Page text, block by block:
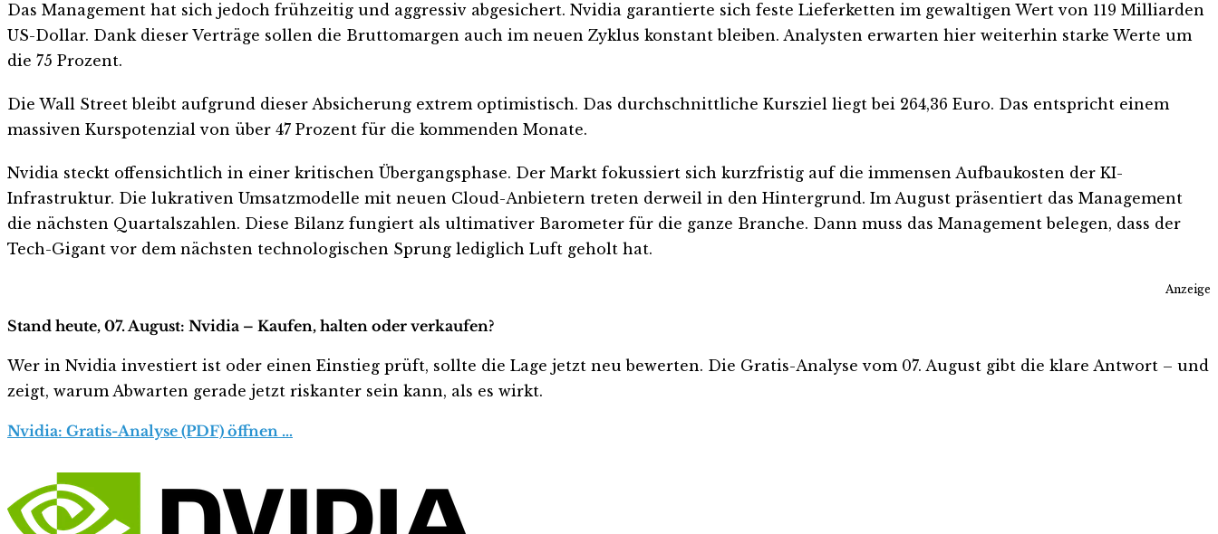
Das Management hat sich jedoch frühzeitig und aggressiv abgesichert. Nvidia garantierte sich feste Lieferketten im gewaltigen Wert von 119 Milliarden
US-Dollar. Dank dieser Verträge sollen die Bruttomargen auch im neuen Zyklus konstant bleiben. Analysten erwarten hier weiterhin starke Werte um
die 75 Prozent.
Die Wall Street bleibt aufgrund dieser Absicherung extrem optimistisch. Das durchschnittliche Kursziel liegt bei 264,36 Euro. Das entspricht einem
massiven Kurspotenzial von über 47 Prozent für die kommenden Monate.
Nvidia steckt offensichtlich in einer kritischen Übergangsphase. Der Markt fokussiert sich kurzfristig auf die immensen Aufbaukosten der KI-
Infrastruktur. Die lukrativen Umsatzmodelle mit neuen Cloud-Anbietern treten derweil in den Hintergrund. Im August präsentiert das Management
die nächsten Quartalszahlen. Diese Bilanz fungiert als ultimativer Barometer für die ganze Branche. Dann muss das Management belegen, dass der
Tech-Gigant vor dem nächsten technologischen Sprung lediglich Luft geholt hat.
Anzeige
Stand heute, 07. August: Nvidia – Kaufen, halten oder verkaufen?
Wer in Nvidia investiert ist oder einen Einstieg prüft, sollte die Lage jetzt neu bewerten. Die Gratis-Analyse vom 07. August gibt die klare Antwort – und
zeigt, warum Abwarten gerade jetzt riskanter sein kann, als es wirkt.
Nvidia: Gratis-Analyse (PDF) öffnen …